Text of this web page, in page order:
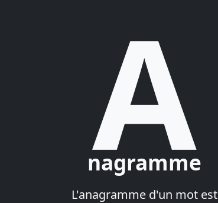
A
nagramme
L'anagramme d'un mot est